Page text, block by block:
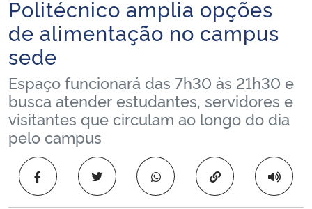
Ministério da Agricultura, Pecuária e Abastecimento
Ministério da Educação
Ministério da Cidadania
Ministério da Saúde
Ministério de Minas e Energia
Ministério da Ciência, Tecnologia, Inovações e Comunicações
Politécnico amplia opções
de alimentação no campus
sede
Espaço funcionará das 7h30 às 21h30 e
busca atender estudantes, servidores e
visitantes que circulam ao longo do dia
pelo campus
Copiar para área